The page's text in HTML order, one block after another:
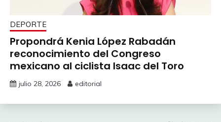
DEPORTE
Propondrá Kenia López Rabadán
reconocimiento del Congreso
mexicano al ciclista Isaac del Toro
julio 28, 2026 editorial